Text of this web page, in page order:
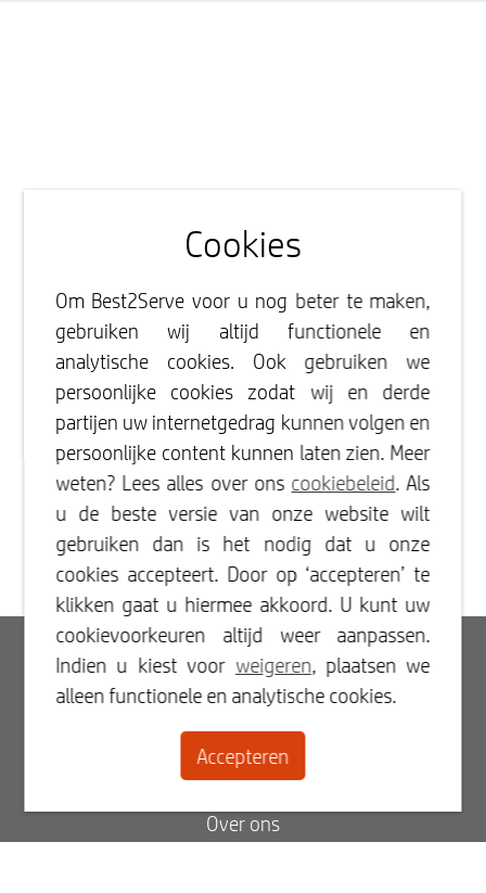
Inloggen
Contact
Over ons
Cookies
Om Best2Serve voor u nog beter te maken,
gebruiken wij altijd functionele en
analytische cookies. Ook gebruiken we
persoonlijke cookies zodat wij en derde
partijen uw internetgedrag kunnen volgen en
persoonlijke content kunnen laten zien. Meer
weten? Lees alles over ons cookiebeleid. Als
u de beste versie van onze website wilt
gebruiken dan is het nodig dat u onze
cookies accepteert. Door op ‘accepteren’ te
klikken gaat u hiermee akkoord. U kunt uw
cookievoorkeuren altijd weer aanpassen.
Indien u kiest voor weigeren, plaatsen we
alleen functionele en analytische cookies.
Accepteren